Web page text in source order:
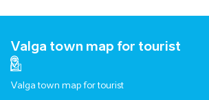
Valga town map for tourist
Valga town map for tourist